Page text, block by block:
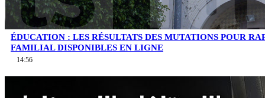
ÉDUCATION : LES RÉSULTATS DES MUTATIONS POUR
FAMILIAL DISPONIBLES EN LIGNE
14:56